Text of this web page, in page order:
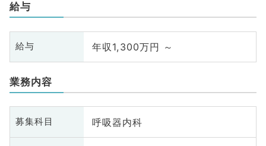
給与
給与 年収1,300万円 ～
業務内容
募集科目 呼吸器内科